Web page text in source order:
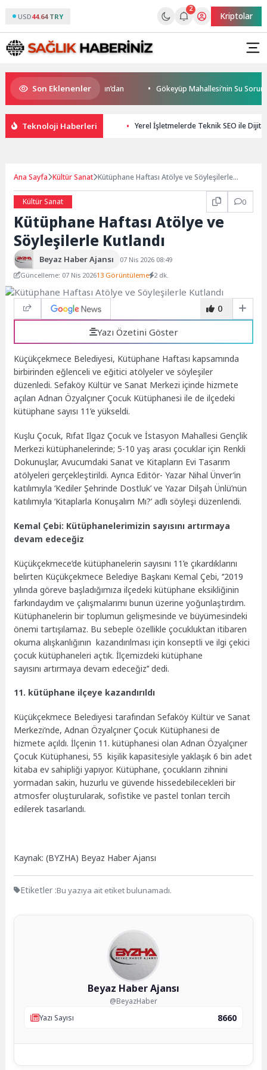
USD44.64 TRY
2
Kriptolar
Son Eklenenler
start Başkan Büyükakın’dan Gökeyüp Mahallesi’nin Su Sorunu
Teknoloji Haberleri Yerel İşletmelerde Teknik SEO ile
Ana Sayfa Kültür Sanat Kütüphane Haftası Atölye ve Söyleşilerle
Kültür Sanat
0
Kütüphane Haftası Atölye ve
Söyleşilerle Kutlandı
Beyaz Haber Ajansı
07 Nis 2026 08:49
Güncelleme: 07 Nis 202613 Görüntüleme 2 dk.
0
Yazı Özetini Göster
Küçükçekmece Belediyesi, Kütüphane Haftası kapsamında
birbirinden eğlenceli ve eğitici atölyeler ve söyleşiler
düzenledi. Sefaköy Kültür ve Sanat Merkezi içinde hizmete
açılan Adnan Özyalçıner Çocuk Kütüphanesi ile de ilçedeki
kütüphane sayısı 11’e yükseldi.
Kuşlu Çocuk, Rıfat Ilgaz Çocuk ve İstasyon Mahallesi Gençlik
Merkezi kütüphanelerinde; 5-10 yaş arası çocuklar için Renkli
Dokunuşlar, Avucumdaki Sanat ve Kitapların Evi Tasarım
atölyeleri gerçekleştirildi. Ayrıca Editör- Yazar Nihal Ünver’in
katılımıyla ‘Kediler Şehrinde Dostluk’ ve Yazar Dilşah Ünlü’nün
katılımıyla ‘Kitaplarla Konuşalım Mı?’ adlı söyleşi düzenlendi.
Kemal Çebi: Kütüphanelerimizin sayısını artırmaya
devam edeceğiz
Küçükçekmece’de kütüphanelerin sayısını 11’e çıkardıklarını
belirten Küçükçekmece Belediye Başkanı Kemal Çebi, ‘’2019
yılında göreve başladığımıza ilçedeki kütüphane eksikliğinin
farkındaydım ve çalışmalarımı bunun üzerine yoğunlaştırdım.
Kütüphanelerin bir toplumun gelişmesinde ve büyümesindeki
önemi tartışılamaz. Bu sebeple özellikle çocukluktan itibaren
okuma alışkanlığının kazandırılması için konseptli ve ilgi çekici
çocuk kütüphaneleri açtık. İlçemizdeki kütüphane
sayısını artırmaya devam edeceğiz’’ dedi.
11. kütüphane ilçeye kazandırıldı
Küçükçekmece Belediyesi tarafından Sefaköy Kültür ve Sanat
Merkezi’nde, Adnan Özyalçıner Çocuk Kütüphanesi de
hizmete açıldı. İlçenin 11. kütüphanesi olan Adnan Özyalçıner
Çocuk Kütüphanesi, 55 kişilik kapasitesiyle yaklaşık 6 bin adet
kitaba ev sahipliği yapıyor. Kütüphane, çocukların zihnini
yormadan sakin, huzurlu ve güvende hissedebilecekleri bir
atmosfer oluşturularak, sofistike ve pastel tonları tercih
edilerek tasarlandı.
Kaynak: (BYZHA) Beyaz Haber Ajansı
Etiketler :Bu yazıya ait etiket bulunamadı.
Beyaz Haber Ajansı
@BeyazHaber
Yazı Sayısı
8660